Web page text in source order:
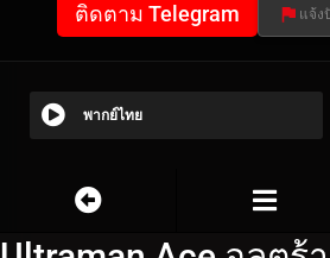
ติดตาม Telegram แจ้ง
พากย์ไทย